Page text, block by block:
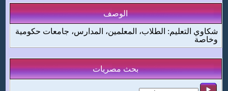
الوصف
شكاوي التعليم: الطلاب، المعلمين، المدارس، جامعات حكومية
وخاصة
بحث مصريات